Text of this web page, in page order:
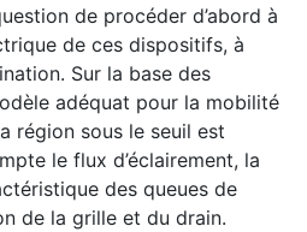
de procéder d’abord à
de ces dispositifs, à
Sur la base des
adéquat pour la mobilité
région sous le seuil est
le flux d’éclairement, la
des queues de
de la grille et du drain.